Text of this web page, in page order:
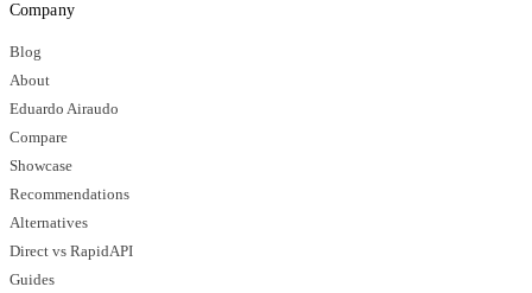
Company
Blog
About
Eduardo Airaudo
Compare
Showcase
Recommendations
Alternatives
Direct vs RapidAPI
Guides